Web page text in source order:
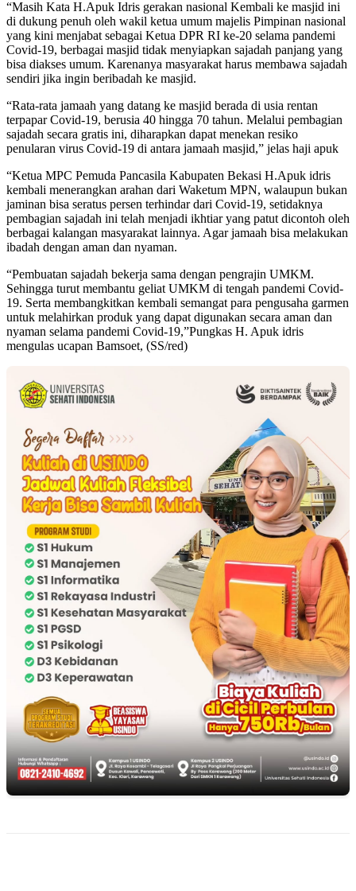
“Masih Kata H.Apuk Idris gerakan nasional Kembali ke masjid ini
di dukung penuh oleh wakil ketua umum majelis Pimpinan nasional
yang kini menjabat sebagai Ketua DPR RI ke-20 selama pandemi
Covid-19, berbagai masjid tidak menyiapkan sajadah panjang yang
bisa diakses umum. Karenanya masyarakat harus membawa sajadah
sendiri jika ingin beribadah ke masjid.
“Rata-rata jamaah yang datang ke masjid berada di usia rentan
terpapar Covid-19, berusia 40 hingga 70 tahun. Melalui pembagian
sajadah secara gratis ini, diharapkan dapat menekan resiko
penularan virus Covid-19 di antara jamaah masjid,” jelas haji apuk
“Ketua MPC Pemuda Pancasila Kabupaten Bekasi H.Apuk idris
kembali menerangkan arahan dari Waketum MPN, walaupun bukan
jaminan bisa seratus persen terhindar dari Covid-19, setidaknya
pembagian sajadah ini telah menjadi ikhtiar yang patut dicontoh oleh
berbagai kalangan masyarakat lainnya. Agar jamaah bisa melakukan
ibadah dengan aman dan nyaman.
“Pembuatan sajadah bekerja sama dengan pengrajin UMKM.
Sehingga turut membantu geliat UMKM di tengah pandemi Covid-
19. Serta membangkitkan kembali semangat para pengusaha garmen
untuk melahirkan produk yang dapat digunakan secara aman dan
nyaman selama pandemi Covid-19,”Pungkas H. Apuk idris
mengulas ucapan Bamsoet, (SS/red)